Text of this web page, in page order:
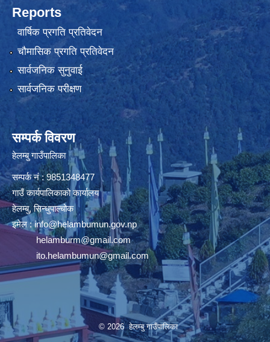
Reports
वार्षिक प्रगति प्रतिवेदन
चौमासिक प्रगति प्रतिवेदन
सार्वजनिक सुनुवाई
सार्वजनिक परीक्षण
सम्पर्क विवरण
हेलम्बु गाउँपालिका
सम्पर्क नं : 9851348477
गाउँ कार्यपालिकाको कार्यालय
हेलम्बु, सिन्धुपाल्चोक
इमेल :info@helambumun.gov.np
helamburm@gmail.com
ito.helambumun@gmail.com
© 2026 हेलम्बु गाउँपालिका